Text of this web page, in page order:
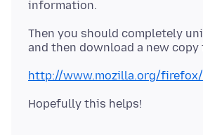
Then you should completely
http://www.mozilla.org/